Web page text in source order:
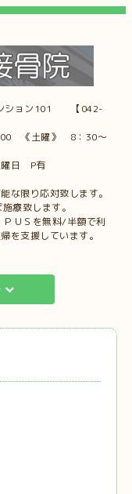
ション101 【042-
《土曜》 8：30～
日 P有
な限り応対致します。
療致します。
ＵＳを無料/半額で利
を支援しています。